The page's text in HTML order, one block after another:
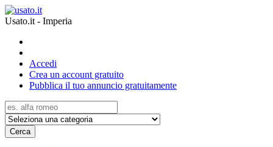
Usato.it - Imperia
Accedi
Crea un account gratuito
Pubblica il tuo annuncio gratuitamente
Cerca